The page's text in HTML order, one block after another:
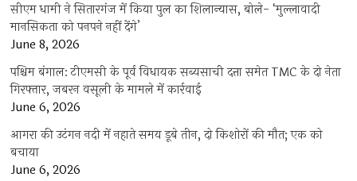
सीएम धामी ने सितारगंज में किया पुल का शिलान्यास, बोले- ‘मुल्लावादी
मानसिकता को पनपने नहीं देंगे’
June 8, 2026
पश्चिम बंगाल: टीएमसी के पूर्व विधायक सब्यसाची दत्ता समेत TMC के दो नेता
गिरफ्तार, जबरन वसूली के मामले में कार्रवाई
June 6, 2026
आगरा की उटंगन नदी में नहाते समय डूबे तीन, दो किशोरों की मौत; एक को
बचाया
June 6, 2026